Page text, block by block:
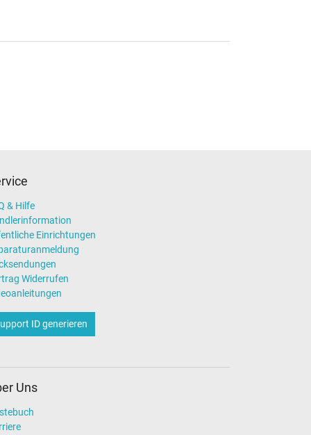
& Hilfe
Einrichtungen
Widerrufen
ID generieren
Uns